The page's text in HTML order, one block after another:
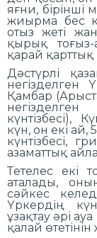
яғни, бірінші
жиырма бес
отыз жеті
қырық
қарай қарттық
Дәстүрлі
негізделген
Қамбар
күнтізбесі),
күн, он екі ай,
күнтізбесі,
азаматтық
Тетелес екі
аталады,
сәйкес
Үркердің
ұзақтау әрі
қалай